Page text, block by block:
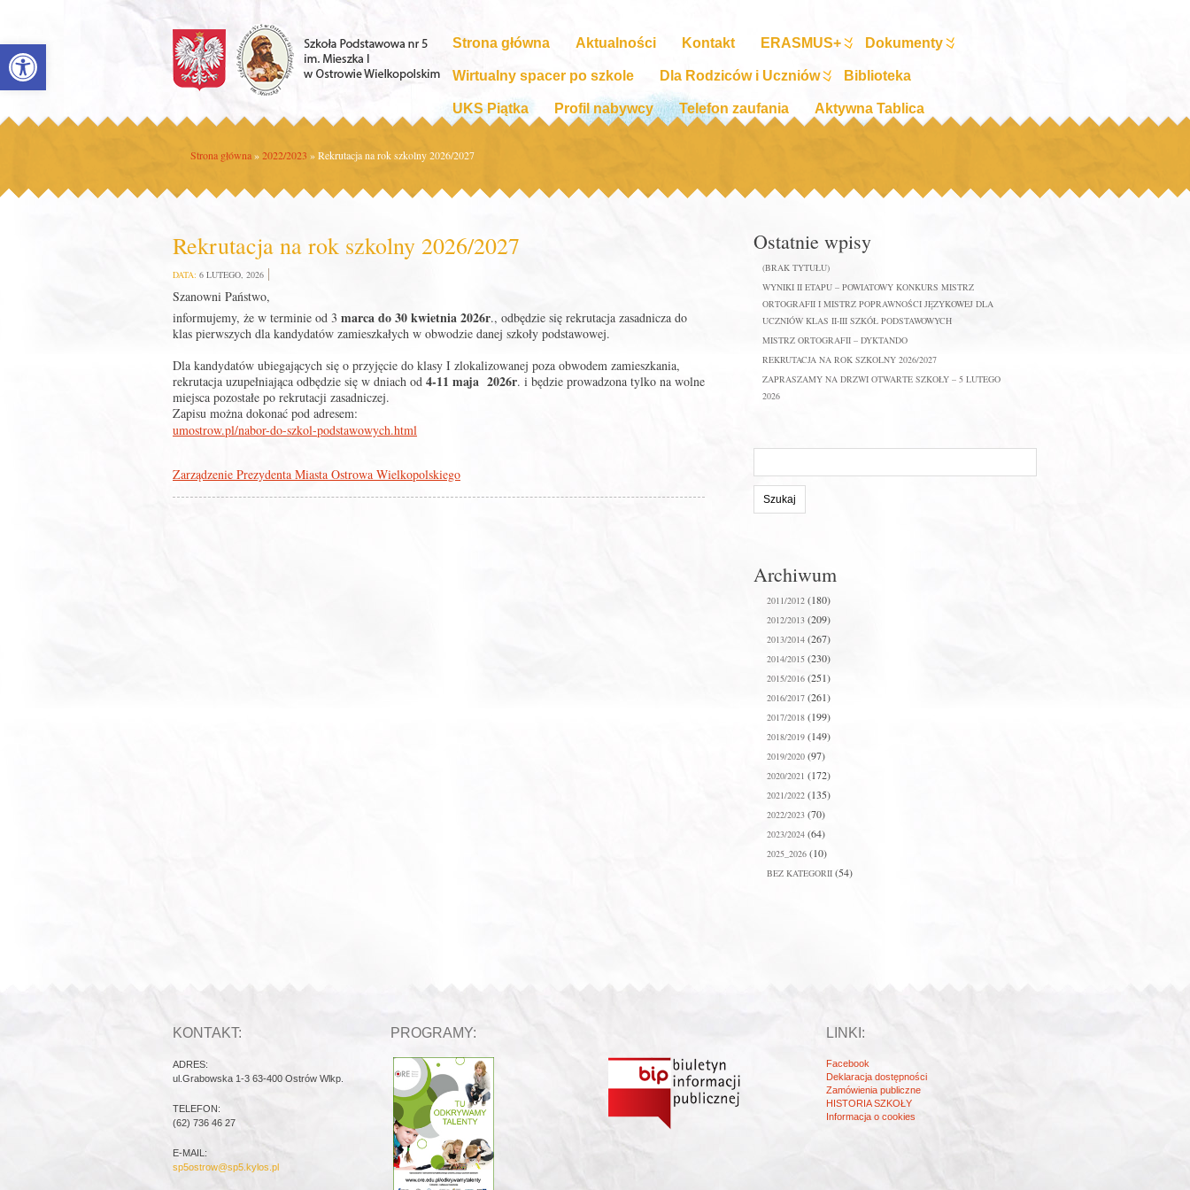
Open toolbar Strona główna Aktualności Kontakt ERASMUS+ Dokumenty
Wirtualny spacer po szkole Dla Rodziców i Uczniów Biblioteka
UKS Piątka Profil nabywcy Telefon zaufania Aktywna Tablica
Strona główna»2022/2023 »Rekrutacja na rok szkolny 2026/2027
Rekrutacja na rok szkolny 2026/2027
DATA: 6 LUTEGO, 2026
Szanowni Państwo,
informujemy, że w terminie od 3 marca do 30 kwietnia 2026r., odbędzie się rekrutacja zasadnicza do
klas pierwszych dla kandydatów zamieszkałych w obwodzie danej szkoły podstawowej.
Dla kandydatów ubiegających się o przyjęcie do klasy I zlokalizowanej poza obwodem zamieszkania,
rekrutacja uzupełniająca odbędzie się w dniach od 4-11 maja 2026r. i będzie prowadzona tylko na wolne
miejsca pozostałe po rekrutacji zasadniczej.
Zapisu można dokonać pod adresem:
umostrow.pl/nabor-do-szkol-podstawowych.html
Zarządzenie Prezydenta Miasta Ostrowa Wielkopolskiego
Ostatnie wpisy
(BRAK TYTUŁU)
WYNIKI II ETAPU – POWIATOWY KONKURS MISTRZ
ORTOGRAFII I MISTRZ POPRAWNOŚCI JĘZYKOWEJ DLA
UCZNIÓW KLAS II-III SZKÓŁ PODSTAWOWYCH
MISTRZ ORTOGRAFII – DYKTANDO
REKRUTACJA NA ROK SZKOLNY 2026/2027
ZAPRASZAMY NA DRZWI OTWARTE SZKOŁY – 5 LUTEGO
2026
stronie:
Archiwum
2011/2012 (180)
2012/2013 (209)
2013/2014 (267)
2014/2015 (230)
2015/2016 (251)
2016/2017 (261)
2017/2018 (199)
2018/2019 (149)
2019/2020 (97)
2020/2021 (172)
2021/2022 (135)
2022/2023 (70)
2023/2024 (64)
2025_2026 (10)
BEZ KATEGORII (54)
KONTAKT:
ADRES:
ul.Grabowska 1-3 63-400 Ostrów Wlkp.
TELEFON:
(62) 736 46 27
E-MAIL:
sp5ostrow@sp5.kylos.pl
PROGRAMY: LINKI:
Facebook
Deklaracja dostępności
Zamówienia publiczne
HISTORIA SZKOŁY
Informacja o cookies